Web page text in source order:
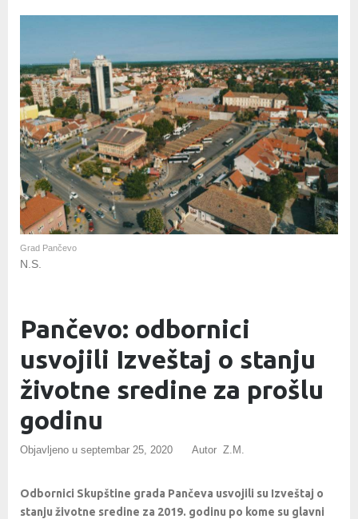
Grad Pančevo
N.S.
Pančevo: odbornici
usvojili Izveštaj o stanju
životne sredine za prošlu
godinu
Objavljeno u septembar 25, 2020 Autor Z.M.
Odbornici Skupštine grada Pančeva usvojili su Izveštaj o
stanju životne sredine za 2019. godinu po kome su glavni